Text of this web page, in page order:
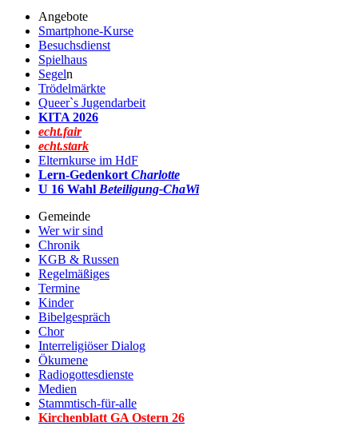
Angebote
Smartphone-Kurse
Besuchsdienst
Spielhaus
Segeln
Trödelmärkte
Queer`s Jugendarbeit
KITA 2026
echt.fair
echt.stark
Elternkurse im HdF
Lern-Gedenkort Charlotte
U 16 Wahl Beteiligung-ChaWi
Gemeinde
Wer wir sind
Chronik
KGB & Russen
Regelmäßiges
Termine
Kinder
Bibelgespräch
Chor
Interreligiöser Dialog
Ökumene
Radiogottesdienste
Medien
Stammtisch-für-alle
Kirchenblatt GA Ostern 26